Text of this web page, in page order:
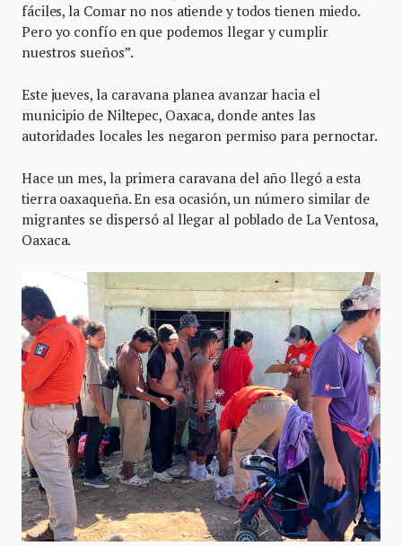
fáciles, la Comar no nos atiende y todos tienen miedo.
Pero yo confío en que podemos llegar y cumplir
nuestros sueños”.
Este jueves, la caravana planea avanzar hacia el
municipio de Niltepec, Oaxaca, donde antes las
autoridades locales les negaron permiso para pernoctar.
Hace un mes, la primera caravana del año llegó a esta
tierra oaxaqueña. En esa ocasión, un número similar de
migrantes se dispersó al llegar al poblado de La Ventosa,
Oaxaca.